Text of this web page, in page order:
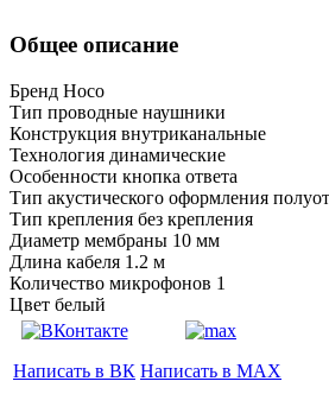
Общее описание
Бренд Hoco
Тип проводные наушники
Конструкция внутриканальные
Технология динамические
Особенности кнопка ответа
Тип акустического оформления
Тип крепления без крепления
Диаметр мембраны 10 мм
Длина кабеля 1.2 м
Количество микрофонов 1
Цвет белый
Написать в ВК Написать в MAX